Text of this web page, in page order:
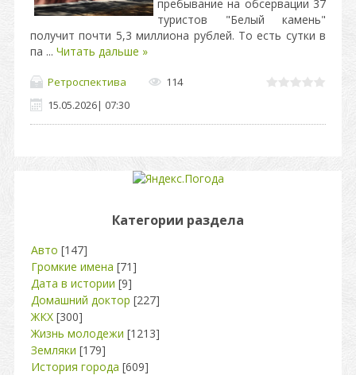
пребывание на обсервации 37
туристов "Белый камень"
получит почти 5,3 миллиона рублей. То есть сутки в
па ... Читать дальше »
Ретроспектива
114
15.05.2026| 07:30
Категории раздела
Авто [147]
Громкие имена [71]
Дата в истории [9]
Домашний доктор [227]
ЖКХ [300]
Жизнь молодежи [1213]
Земляки [179]
История города [609]